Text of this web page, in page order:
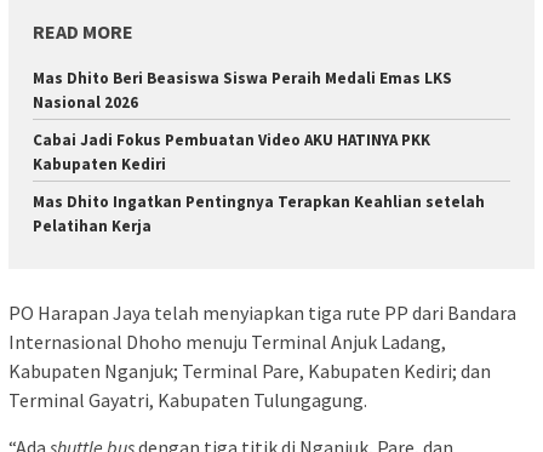
READ MORE
Mas Dhito Beri Beasiswa Siswa Peraih Medali Emas LKS
Nasional 2026
Cabai Jadi Fokus Pembuatan Video AKU HATINYA PKK
Kabupaten Kediri
Mas Dhito Ingatkan Pentingnya Terapkan Keahlian setelah
Pelatihan Kerja
PO Harapan Jaya telah menyiapkan tiga rute PP dari Bandara
Internasional Dhoho menuju Terminal Anjuk Ladang,
Kabupaten Nganjuk; Terminal Pare, Kabupaten Kediri; dan
Terminal Gayatri, Kabupaten Tulungagung.
“Ada shuttle busdengan tiga titik di Nganjuk, Pare, dan